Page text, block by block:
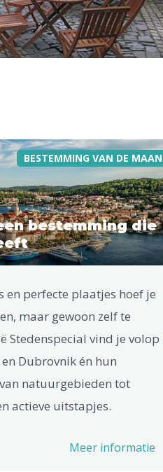
BESTEMMING VAN DE
bestemming die
en perfecte plaatjes hoef je
maar gewoon zelf te
Stedenspecial vind je volop
Dubrovnik én hun
natuurgebieden tot
actieve uitstapjes.
Meer informatie